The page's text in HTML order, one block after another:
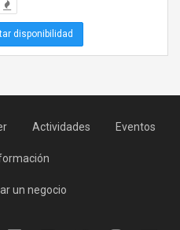
disponibilidad
Actividades Eventos
un negocio